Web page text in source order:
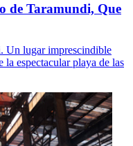
de Taramundi, Que
Un lugar imprescindible
la espectacular playa de las